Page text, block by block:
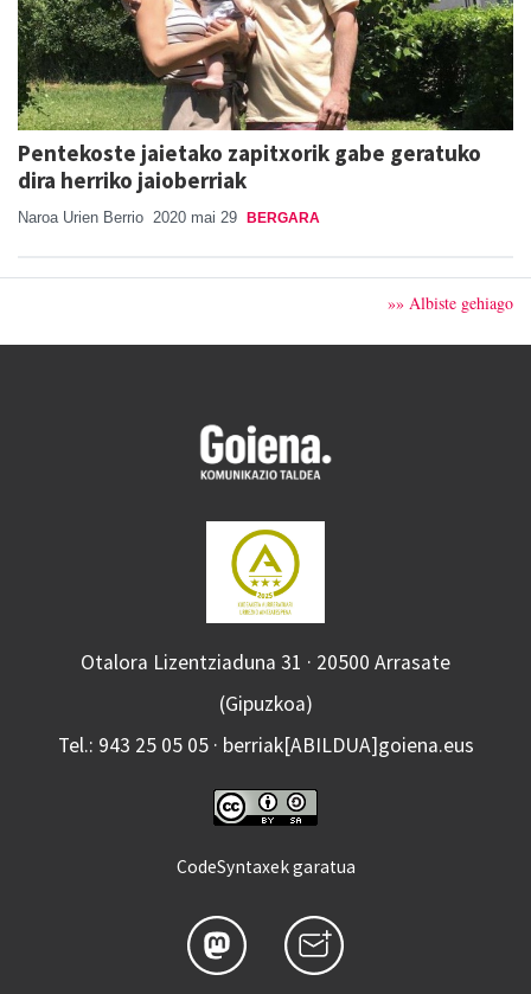
Pentekoste jaietako zapitxorik gabe geratuko
dira herriko jaioberriak
Naroa Urien Berrio 2020 mai 29 BERGARA
»» Albiste gehiago
Otalora Lizentziaduna 31 · 20500 Arrasate
(Gipuzkoa)
Tel.: 943 25 05 05 · berriak[ABILDUA]goiena.eus
CodeSyntaxek garatua